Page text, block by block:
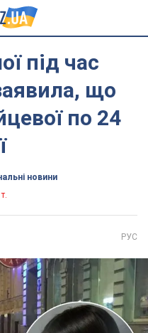
під час
що
по 24
новини
РУС